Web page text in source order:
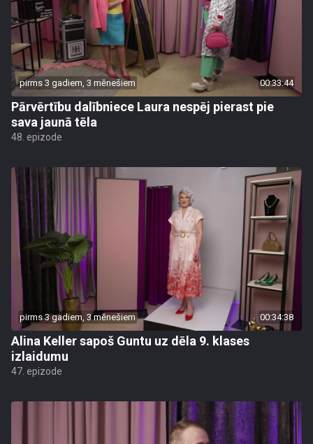
pirms 3 gadiem, 3 mēnešiem 00:33:44
Pārvērtību dalībniece Laura nespēj pierast pie
sava jaunā tēla
48. epizode
pirms 3 gadiem, 3 mēnešiem 00:34:38
Alina Keller sapoš Guntu uz dēla 9. klases
izlaidumu
47. epizode